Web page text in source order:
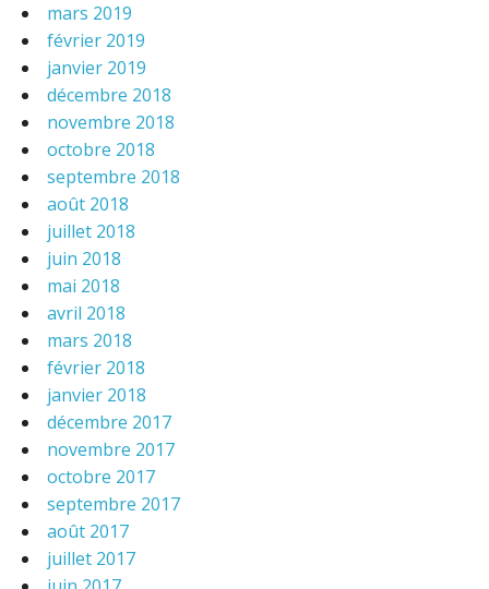
mars 2019
février 2019
janvier 2019
décembre 2018
novembre 2018
octobre 2018
septembre 2018
août 2018
juillet 2018
juin 2018
mai 2018
avril 2018
mars 2018
février 2018
janvier 2018
décembre 2017
novembre 2017
octobre 2017
septembre 2017
août 2017
juillet 2017